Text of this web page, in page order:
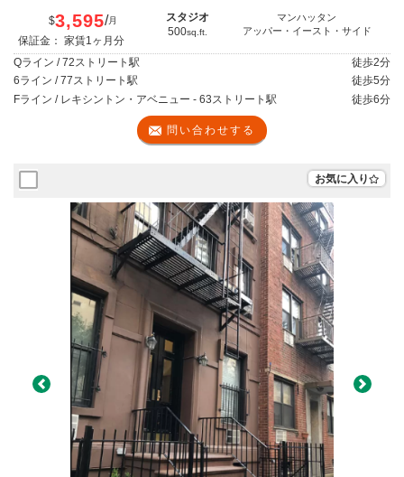
$3,595/月
保証金： 家賃1ヶ月分
スタジオ
500sq.ft.
マンハッタン
アッパー・イースト・サイド
Qライン / 72ストリート駅 徒歩2分
6ライン / 77ストリート駅
徒歩5分
Fライン / レキシントン・アベニュー - 63ストリート駅
徒歩6分
問い合わせする
お気に入り
Previous Next